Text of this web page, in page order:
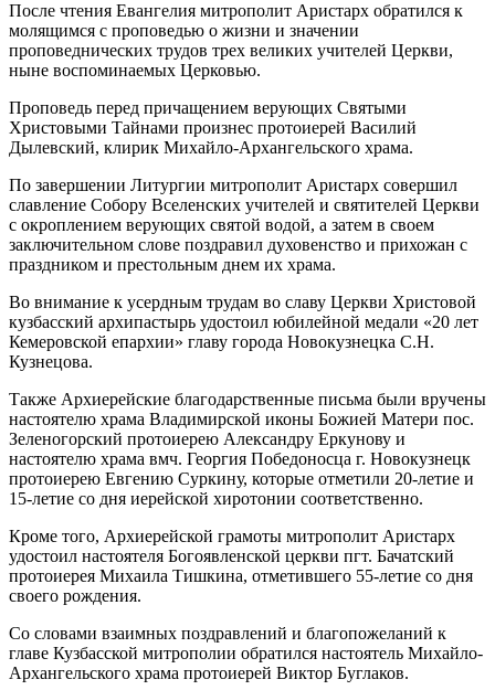
После чтения Евангелия митрополит Аристарх обратился к
молящимся с проповедью о жизни и значении
проповеднических трудов трех великих учителей Церкви,
ныне воспоминаемых Церковью.
Проповедь перед причащением верующих Святыми
Христовыми Тайнами произнес протоиерей Василий
Дылевский, клирик Михайло-Архангельского храма.
По завершении Литургии митрополит Аристарх совершил
славление Собору Вселенских учителей и святителей Церкви
с окроплением верующих святой водой, а затем в своем
заключительном слове поздравил духовенство и прихожан с
праздником и престольным днем их храма.
Во внимание к усердным трудам во славу Церкви Христовой
кузбасский архипастырь удостоил юбилейной медали «20 лет
Кемеровской епархии» главу города Новокузнецка С.Н.
Кузнецова.
Также Архиерейские благодарственные письма были вручены
настоятелю храма Владимирской иконы Божией Матери пос.
Зеленогорский протоиерею Александру Еркунову и
настоятелю храма вмч. Георгия Победоносца г. Новокузнецк
протоиерею Евгению Суркину, которые отметили 20-летие и
15-летие со дня иерейской хиротонии соответственно.
Кроме того, Архиерейской грамоты митрополит Аристарх
удостоил настоятеля Богоявленской церкви пгт. Бачатский
протоиерея Михаила Тишкина, отметившего 55-летие со дня
своего рождения.
Со словами взаимных поздравлений и благопожеланий к
главе Кузбасской митрополии обратился настоятель Михайло-
Архангельского храма протоиерей Виктор Буглаков.